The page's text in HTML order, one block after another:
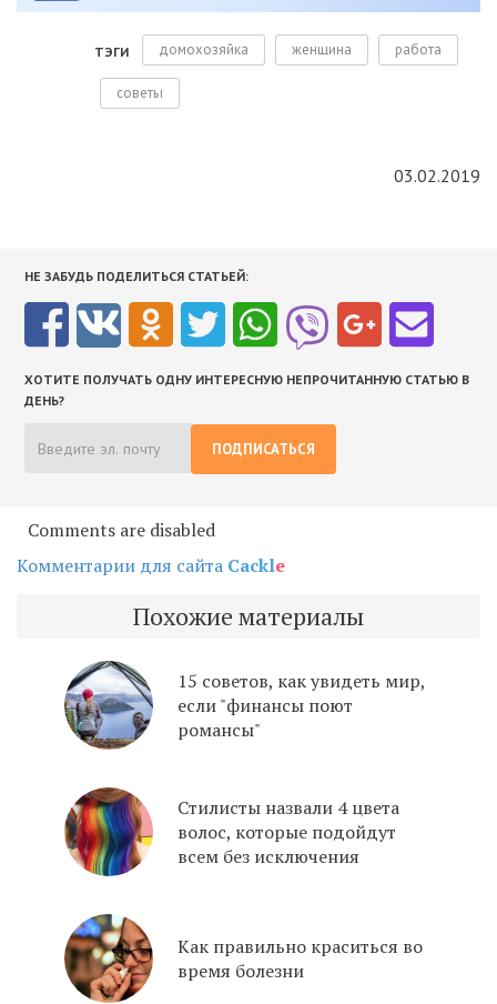
ТЭГИ домохозяйка женщина работа
советы
03.02.2019
НЕ ЗАБУДЬ ПОДЕЛИТЬСЯ СТАТЬЕЙ:
ХОТИТЕ ПОЛУЧАТЬ ОДНУ ИНТЕРЕСНУЮ НЕПРОЧИТАННУЮ СТАТЬЮ В
ДЕНЬ?
ПОДПИСАТЬСЯ
Comments are disabled
Комментарии для сайта Cackle
Похожие материалы
15 советов, как увидеть мир,
если "финансы поют
романсы"
Стилисты назвали 4 цвета
волос, которые подойдут
всем без исключения
Как правильно краситься во
время болезни